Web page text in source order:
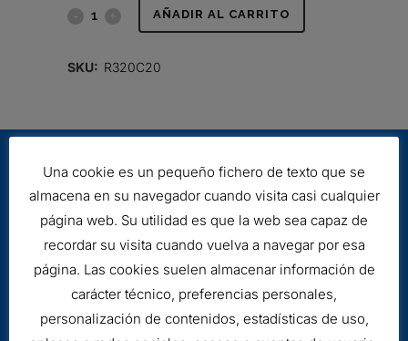
FILTRO AÑADIR AL CARRITO
SKU: R320C20
Aviso legal
Una cookie es un pequeño fichero de texto que se
almacena en su navegador cuando visita casi cualquier
página web. Su utilidad es que la web sea capaz de
recordar su visita cuando vuelva a navegar por esa
página. Las cookies suelen almacenar información de
carácter técnico, preferencias personales,
personalización de contenidos, estadísticas de uso,